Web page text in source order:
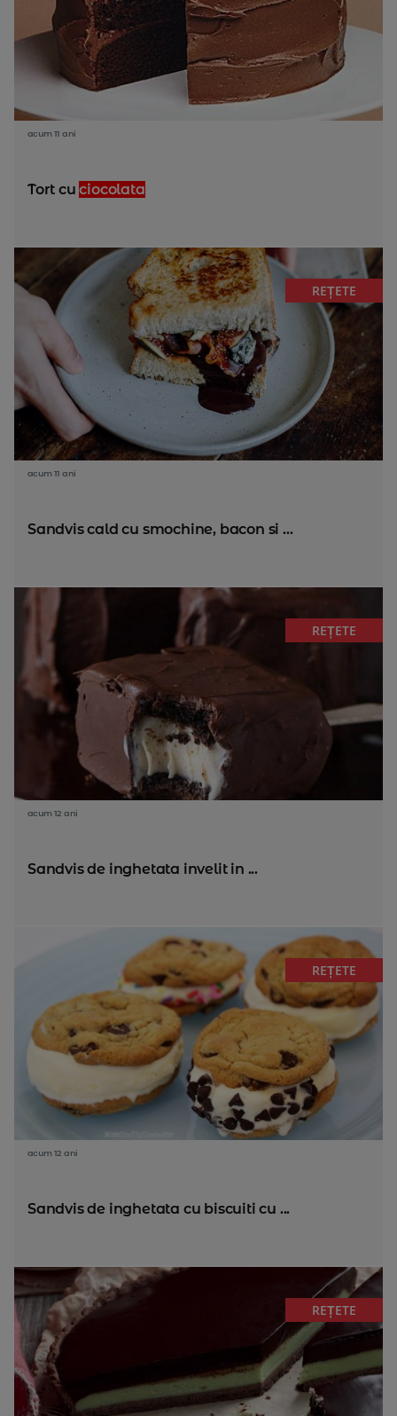
acum 11 ani
Tort cuciocolata
REȚETE
acum 11 ani
Sandvis cald cu smochine, bacon si ...
REȚETE
acum 12 ani
Sandvis de inghetata invelit in ...
REȚETE
acum 12 ani
Sandvis de inghetata cu biscuiti cu ...
REȚETE